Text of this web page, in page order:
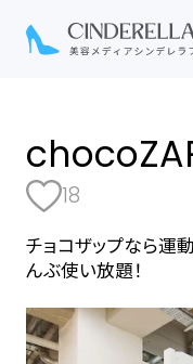
18
チョコザップなら運
んぶ使い放題！